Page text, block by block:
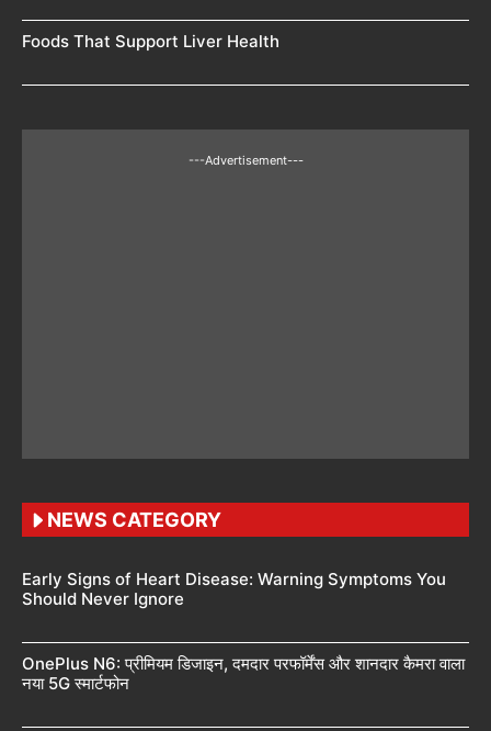
Foods That Support Liver Health
---Advertisement---
NEWS CATEGORY
Early Signs of Heart Disease: Warning Symptoms You
Should Never Ignore
OnePlus N6: प्रीमियम डिजाइन, दमदार परफॉर्मेंस और शानदार कैमरा वाला
नया 5G स्मार्टफोन